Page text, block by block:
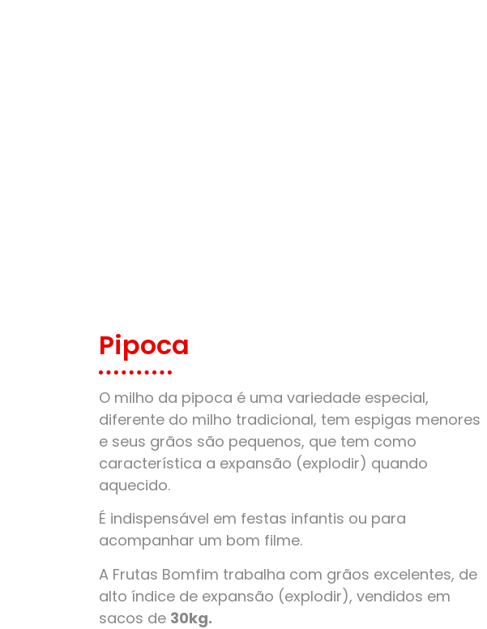
Pipoca
O milho da pipoca é uma variedade especial,
diferente do milho tradicional, tem espigas menores
e seus grãos são pequenos, que tem como
característica a expansão (explodir) quando
aquecido.
É indispensável em festas infantis ou para
acompanhar um bom filme.
A Frutas Bomfim trabalha com grãos excelentes, de
alto índice de expansão (explodir), vendidos em
sacos de 30kg.